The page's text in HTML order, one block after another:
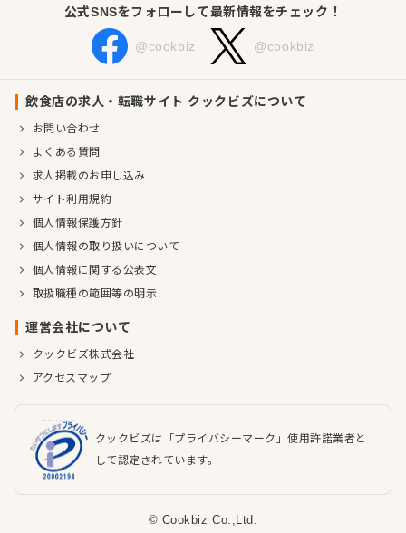
公式SNSをフォローして最新情報をチェック！
@cookbiz @cookbiz
飲食店の求人・転職サイト クックビズについて
お問い合わせ
よくある質問
求人掲載のお申し込み
サイト利用規約
個人情報保護方針
個人情報の取り扱いについて
個人情報に関する公表文
取扱職種の範囲等の明示
運営会社について
クックビズ株式会社
アクセスマップ
クックビズは「プライバシーマーク」使用許諾業者と
して認定されています。
© Cookbiz Co.,Ltd.